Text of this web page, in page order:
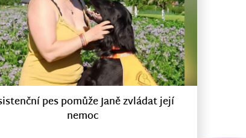
pes pomůže Janě zvládat její
nemoc